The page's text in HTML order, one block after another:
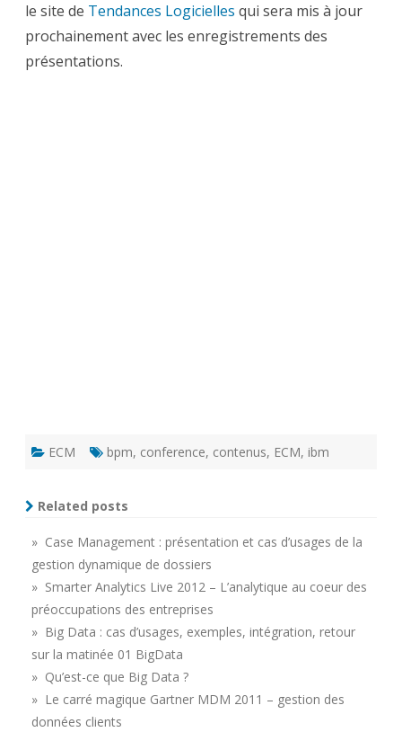
le site de Tendances Logicielles qui sera mis à jour
prochainement avec les enregistrements des
présentations.
ECM bpm, conference, contenus, ECM, ibm
Related posts
» Case Management : présentation et cas d’usages de la
gestion dynamique de dossiers
» Smarter Analytics Live 2012 – L’analytique au coeur des
préoccupations des entreprises
» Big Data : cas d’usages, exemples, intégration, retour
sur la matinée 01 BigData
» Qu’est-ce que Big Data ?
» Le carré magique Gartner MDM 2011 – gestion des
données clients